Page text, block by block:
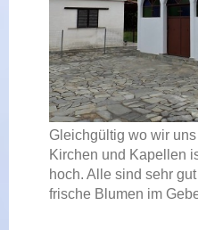
Gleichgültig wo wir
Kirchen und Kapellen
hoch. Alle sind sehr
frische Blumen im